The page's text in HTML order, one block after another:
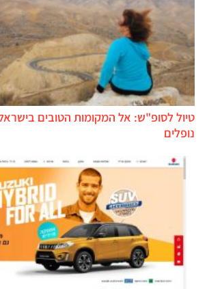
טיול לסופ"ש: אל המקומות הטובים
נופלים